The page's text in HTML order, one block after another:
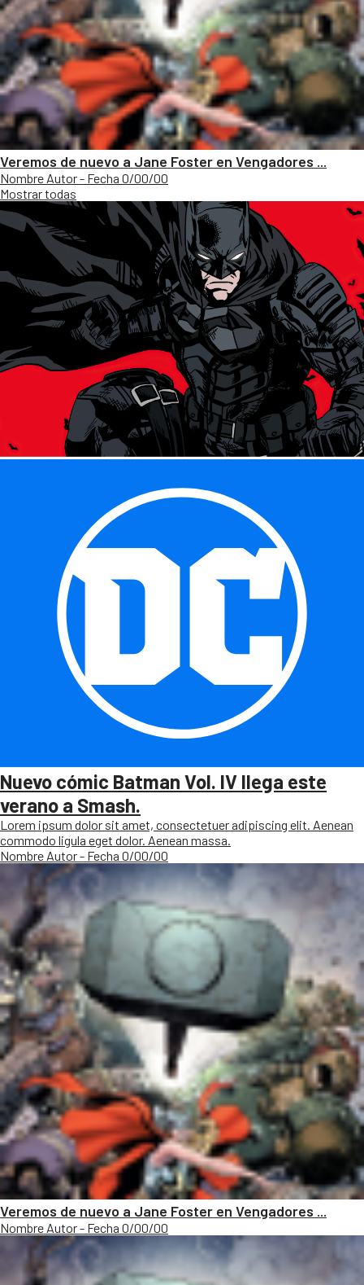
Veremos de nuevo a Jane Foster en Vengadores ...
Nombre Autor - Fecha 0/00/00
Mostrar todas
Nuevo cómic Batman Vol. IV llega este
verano a Smash.
Lorem ipsum dolor sit amet, consectetuer adipiscing elit. Aenean
commodo ligula eget dolor. Aenean massa.
Nombre Autor - Fecha 0/00/00
Veremos de nuevo a Jane Foster en Vengadores ...
Nombre Autor - Fecha 0/00/00